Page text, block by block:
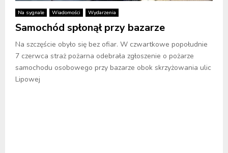
Na sygnale Wiadomości Wydarzenia
Samochód spłonął przy bazarze
Na szczęście obyło się bez ofiar. W czwartkowe popołudnie
7 czerwca straż pożarna odebrała zgłoszenie o pożarze
samochodu osobowego przy bazarze obok skrzyżowania ulic
Lipowej